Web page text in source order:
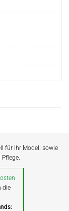
für Ihr Modell sowie
die